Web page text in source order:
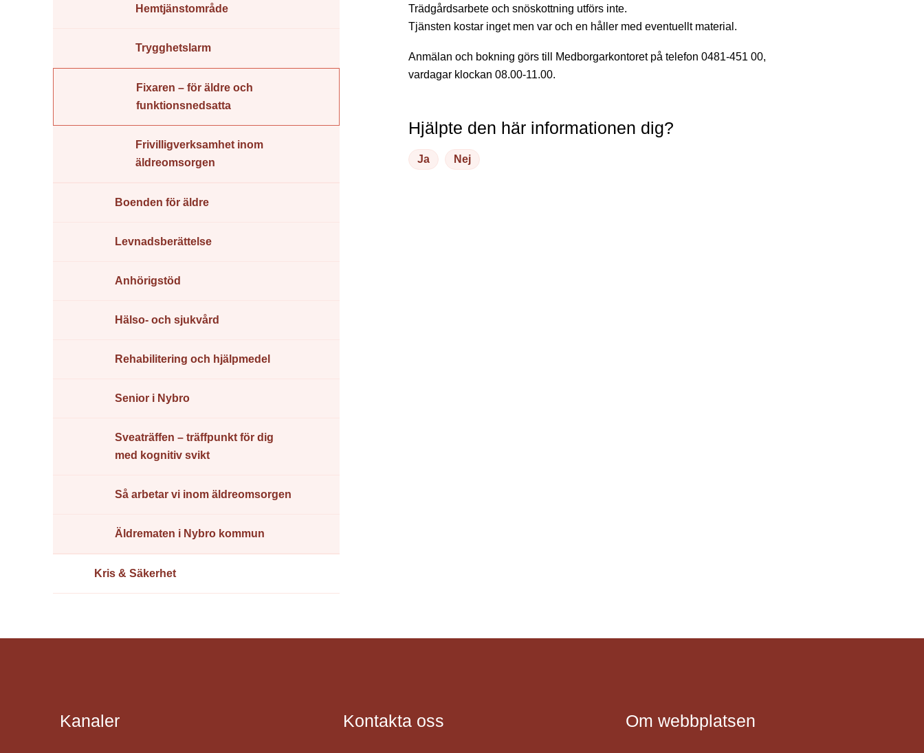
Hemtjänstområde
Trygghetslarm
Fixaren – för äldre och
funktionsnedsatta
Frivilligverksamhet inom
äldreomsorgen
Boenden för äldre
Levnadsberättelse
Anhörigstöd
Hälso- och sjukvård
Rehabilitering och hjälpmedel
Senior i Nybro
Sveaträffen – träffpunkt för dig
med kognitiv svikt
Så arbetar vi inom äldreomsorgen
Äldrematen i Nybro kommun
Kris & Säkerhet
Trädgårdsarbete och snöskottning utförs inte.
Tjänsten kostar inget men var och en håller med eventuellt material.
Anmälan och bokning görs till Medborgarkontoret på telefon 0481-451 00,
vardagar klockan 08.00-11.00.
Hjälpte den här informationen dig?
Ja Nej
Kanaler Kontakta oss Om webbplatsen